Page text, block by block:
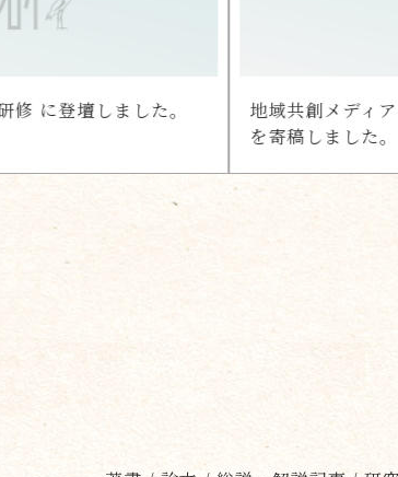
共創メディア「Lumiarch」の記事監修とコ